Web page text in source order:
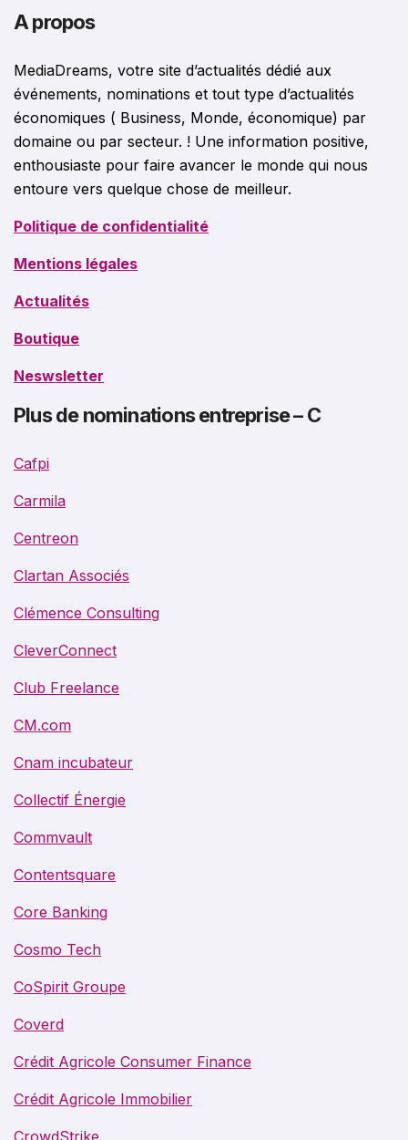
A propos
MediaDreams, votre site d’actualités dédié aux
événements, nominations et tout type d’actualités
économiques ( Business, Monde, économique) par
domaine ou par secteur. ! Une information positive,
enthousiaste pour faire avancer le monde qui nous
entoure vers quelque chose de meilleur.
Politique de confidentialité
Mentions légales
Actualités
Boutique
Neswsletter
Plus de nominations entreprise – C
Cafpi
Carmila
Centreon
Clartan Associés
Clémence Consulting
CleverConnect
Club Freelance
CM.com
Cnam incubateur
Collectif Énergie
Commvault
Contentsquare
Core Banking
Cosmo Tech
CoSpirit Groupe
Coverd
Crédit Agricole Consumer Finance
Crédit Agricole Immobilier
CrowdStrike